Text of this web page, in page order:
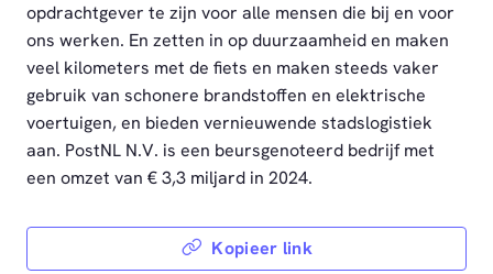
opdrachtgever te zijn voor alle mensen die bij en voor
ons werken. En zetten in op duurzaamheid en maken
veel kilometers met de fiets en maken steeds vaker
gebruik van schonere brandstoffen en elektrische
voertuigen, en bieden vernieuwende stadslogistiek
aan. PostNL N.V. is een beursgenoteerd bedrijf met
een omzet van € 3,3 miljard in 2024.
Kopieer link